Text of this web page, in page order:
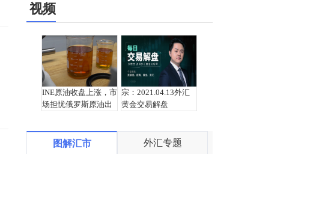
视频
INE原油收盘上涨，市
场担忧俄罗斯原油出
宗：2021.04.13外汇
黄金交易解盘
图解汇市 外汇专题